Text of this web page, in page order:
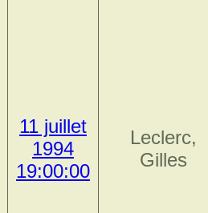
11 juillet
1994
19:00:00
Leclerc,
Gilles